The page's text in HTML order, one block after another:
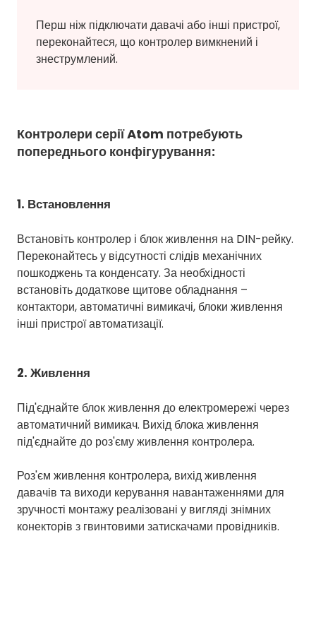
Перш ніж підключати давачі або інші пристрої,
переконайтеся, що контролер вимкнений і
знеструмлений.
Контролери серії Atom потребують
попереднього конфігурування:
1. Встановлення
Встановіть контролер і блок живлення на DIN-рейку.
Переконайтесь у відсутності слідів механічних
пошкоджень та конденсату. За необхідності
встановіть додаткове щитове обладнання –
контактори, автоматичні вимикачі, блоки живлення
інші пристрої автоматизації.
2. Живлення
Під'єднайте блок живлення до електромережі через
автоматичний вимикач. Вихід блока живлення
під'єднайте до роз'єму живлення контролера.
Роз'єм живлення контролера, вихід живлення
давачів та виходи керування навантаженнями для
зручності монтажу реалізовані у вигляді знімних
конекторів з гвинтовими затискачами провідників.